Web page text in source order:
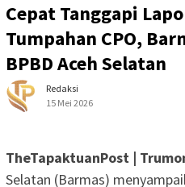
Cepat Tanggapi
Tumpahan CPO,
BPBD Aceh Selatan
Redaksi
15 Mei 2026
TheTapaktuanPost |
Selatan (Barmas)